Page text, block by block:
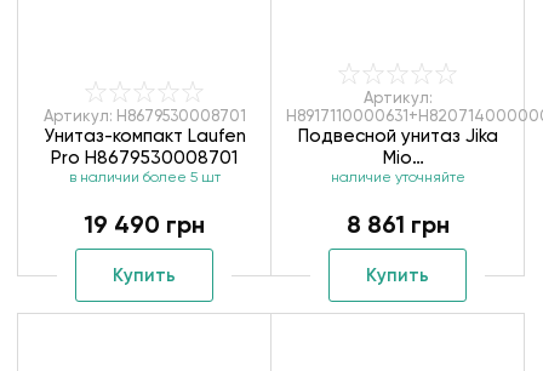
Артикул: H8679530008701
Унитаз-компакт Laufen
Pro H8679530008701
в наличии более 5 шт
19 490 грн
Купить
Артикул:
Подвесной унитаз Jika
Mio
наличие уточняйте
8 861 грн
Купить